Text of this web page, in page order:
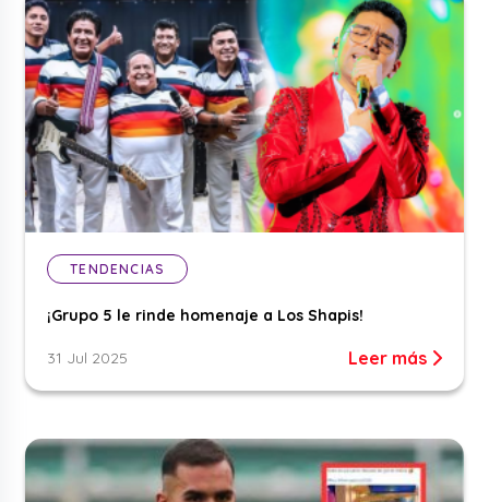
TENDENCIAS
¡Grupo 5 le rinde homenaje a Los Shapis!
31 Jul 2025 Leer más